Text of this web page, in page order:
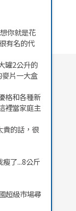
你就是花
有名的代
罐2公升的
片一大盒
格和各種新
裡當家庭主
貴的話，很
了...8公斤
超級市場尋